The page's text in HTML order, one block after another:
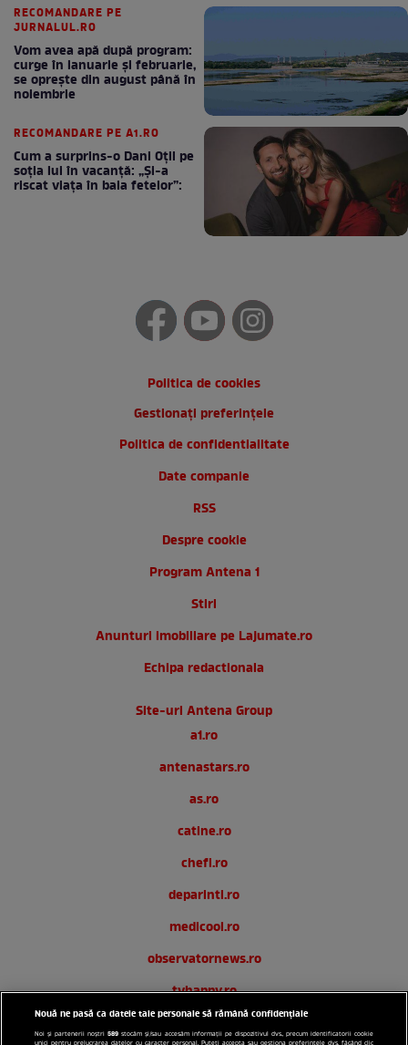
RECOMANDARE PE
JURNALUL.RO
Vom avea apă după program:
curge în ianuarie și februarie,
se oprește din august până în
noiembrie
RECOMANDARE PE A1.RO
Cum a surprins-o Dani Oțil pe
soția lui în vacanță: „Și-a
riscat viața în baia fetelor”:
Politica de cookies
Gestionați preferințele
Politica de confidentialitate
Date companie
RSS
Despre cookie
Program Antena 1
Stiri
Anunturi imobiliare pe Lajumate.ro
Echipa redactionala
Site-uri Antena Group
a1.ro
antenastars.ro
as.ro
catine.ro
chefi.ro
deparinti.ro
medicool.ro
observatornews.ro
tvhappy.ro
useit.ro
Nouă ne pasă ca datele tale personale să rămână confidențiale
Noi și partenerii noștri589 stocăm și/sau accesăm informații pe dispozitivul dvs., precum identificatorii cookie